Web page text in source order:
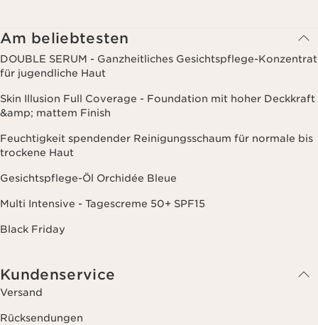
Websites Dritter, sowie für analytische Zwecke.
Am beliebtesten
DOUBLE SERUM - Ganzheitliches Gesichtspflege-Konzentrat
für jugendliche Haut
Skin Illusion Full Coverage - Foundation mit hoher Deckkraft
&amp; mattem Finish
Feuchtigkeit spendender Reinigungsschaum für normale bis
trockene Haut
Gesichtspflege-Öl Orchidée Bleue
Multi Intensive - Tagescreme 50+ SPF15
Black Friday
Kundenservice
Versand
Rücksendungen